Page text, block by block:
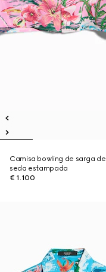
Camisa bowling de sarga de
seda estampada
€ 1.100